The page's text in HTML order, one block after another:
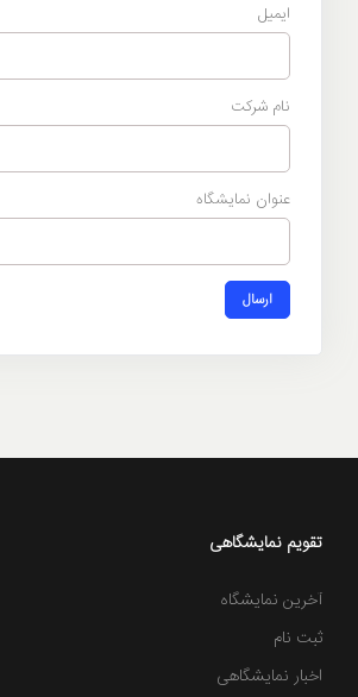
ایمیل
نام شرکت
عنوان نمایشگاه
ارسال
تقویم نمایشگاهی
آخرین نمایشگاه
ثبت نام
اخبار نمایشگاهی